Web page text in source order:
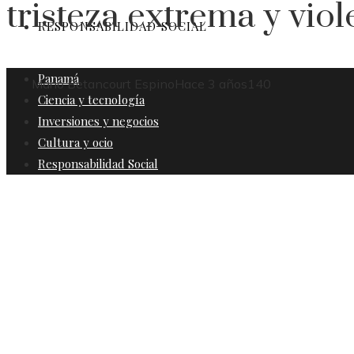
RESPONSABILIDAD SOCIAL
Panamá
Ciencia y tecnología
Inversiones y negocios
Cultura y ocio
Responsabilidad Social
tristeza extrema y
Mario Betancourt Espino Hace 3 años